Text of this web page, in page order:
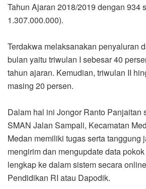
Tahun Ajaran 2018/2019 dengan 934
1.307.000.000).
Terdakwa melaksanakan penyaluran
bulan yaitu triwulan I sebesar 40
tahun ajaran. Kemudian, triwulan II
masing 20 persen.
Dalam hal ini Jongor Ranto Panjaitan
SMAN Jalan Sampali, Kecamatan
Medan memiliki tugas serta tanggung
mengirim dan mengupdate data
lengkap ke dalam sistem secara
Pendidikan RI atau Dapodik.